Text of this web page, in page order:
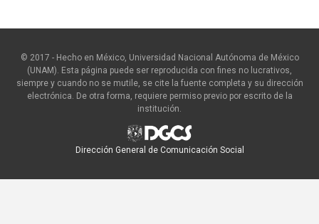
© 2017 - Hecho en México, Universidad Nacional Autónoma de México
(UNAM). Esta página puede ser reproducida con fines no lucrativos,
siempre y cuando no se mutile, se cite la fuente completa y su dirección
electrónica. De otra forma, requiere permiso previo por escrito de la
institución.
Dirección General de Comunicación Social